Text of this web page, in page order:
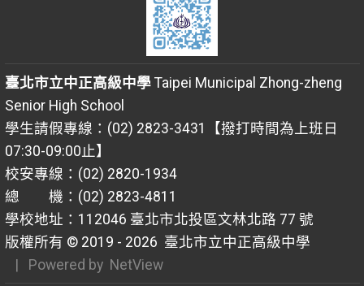
臺北市立中正高級中學Taipei Municipal Zhong-zheng
Senior High School
學生請假專線：(02) 2823-3431【撥打時間為上班日
07:30-09:00止】
校安專線：(02) 2820-1934
總 機：(02) 2823-4811
學校地址：112046 臺北市北投區文林北路 77 號
版權所有 © 2019 - 2026 臺北市立中正高級中學
| Powered by NetView